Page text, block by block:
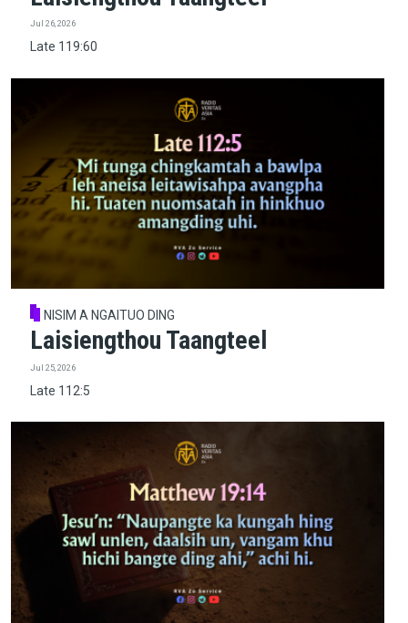
Jul 26, 2026
Late 119:60
NISIM A NGAITUO DING
Laisiengthou Taangteel
Jul 25, 2026
Late 112:5